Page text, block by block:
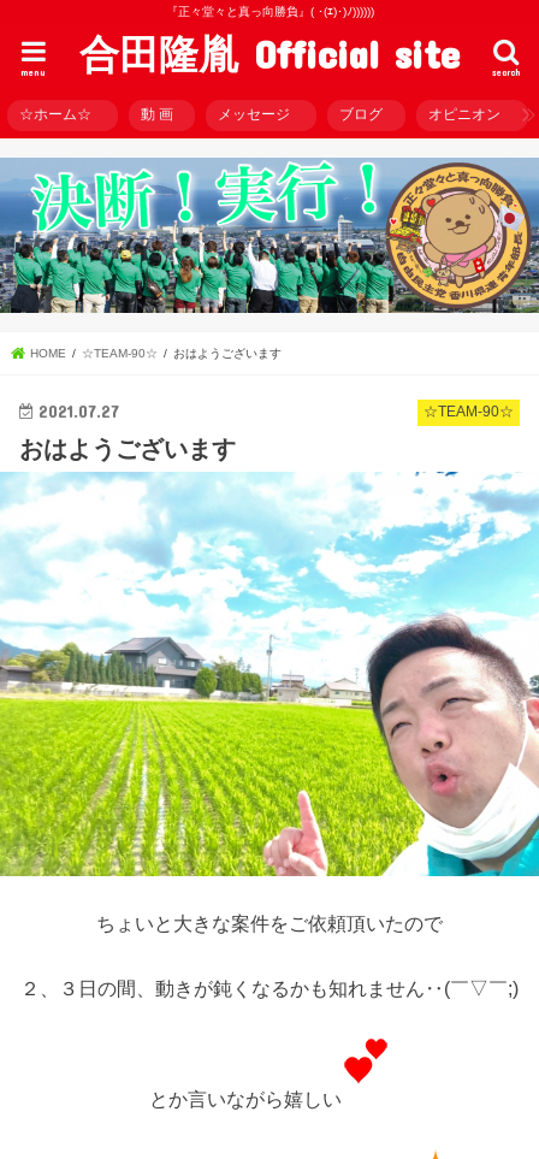
『正々堂々と真っ向勝負』( ･(ｴ)･)ﾉ))))))
合田隆胤 Official site search
menu
☆ホーム☆ 動 画 メッセージ ブログ オピニオン
HOME ☆TEAM-90☆ おはようございます
☆TEAM-90☆
2021.07.27
おはようございます
ちょいと大きな案件をご依頼頂いたので
２、３日の間、動きが鈍くなるかも知れません‥(￣▽￣;)
とか言いながら嬉しい